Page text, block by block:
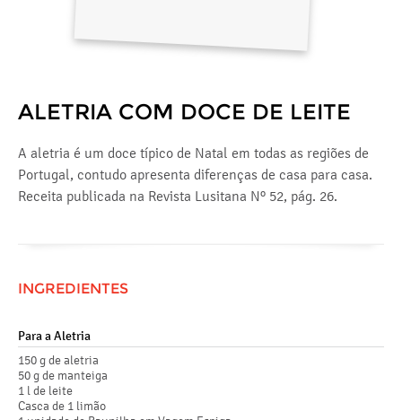
ALETRIA COM DOCE DE LEITE
A aletria é um doce típico de Natal em todas as regiões de
Portugal, contudo apresenta diferenças de casa para casa.
Receita publicada na Revista Lusitana Nº 52, pág. 26.
INGREDIENTES
Para a Aletria
150 g de aletria
50 g de manteiga
1 l de leite
Casca de 1 limão